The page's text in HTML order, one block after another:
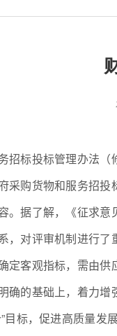
招标投标管理办法
采购货物和服务招投
了解，《征求意
，对评审机制进行
定客观指标，需由
确的基础上，着力
目标，促进高质量